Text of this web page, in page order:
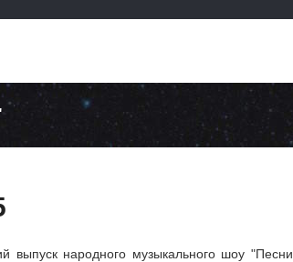
выпуск народного музыкального шоу "Песни